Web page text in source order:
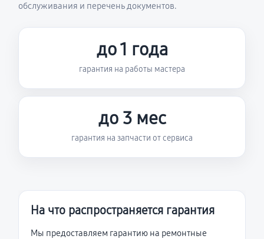
обслуживания и перечень документов.
до 1 года
гарантия на работы мастера
до 3 мес
гарантия на запчасти от сервиса
На что распространяется гарантия
Мы предоставляем гарантию на ремонтные